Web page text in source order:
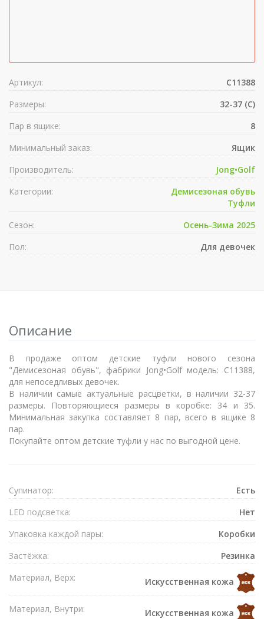
Артикул:
C11388
Размеры:
32-37 (C)
Пар в ящике:
8
Минимальный заказ:
Ящик
Производитель:
Jong•Golf
Категории:
Демисезоная обувь
Туфли
Сезон:
Осень-Зима 2025
Пол:
Для девочек
Описание
В продаже оптом детские туфли нового сезона
"Демисезоная обувь", фабрики Jong•Golf модель: C11388,
для непоседливых девочек.
В наличии самые актуальные расцветки, в наличии 32-37
размеры. Повторяющиеся размеры в коробке: 34 и 35.
Минимальная закупка составляет 8 пар, всего в ящике 8
пар.
Покупайте оптом детские туфли у нас по выгодной цене.
Супинатор:
Есть
LED подсветка:
Нет
Упаковка каждой пары:
Коробки
Застёжка:
Резинка
Материал, Верх:
Искусственная кожа
Материал, Внутри: Искусственная кожа